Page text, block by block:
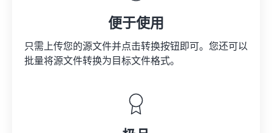
便于使用
只需上传您的源文件并点击转换按钮即可。您还可以
批量将源文件转换为目标文件格式。